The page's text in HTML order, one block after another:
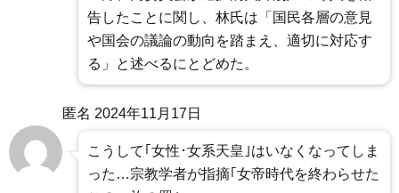
告したことに関し、林氏は「国民各層の意見
や国会の議論の動向を踏まえ、適切に対応す
る」と述べるにとどめた。
匿名 2024年11月17日
こうして｢女性･女系天皇｣はいなくなってしま
った…宗教学者が指摘｢女帝時代を終わらせた